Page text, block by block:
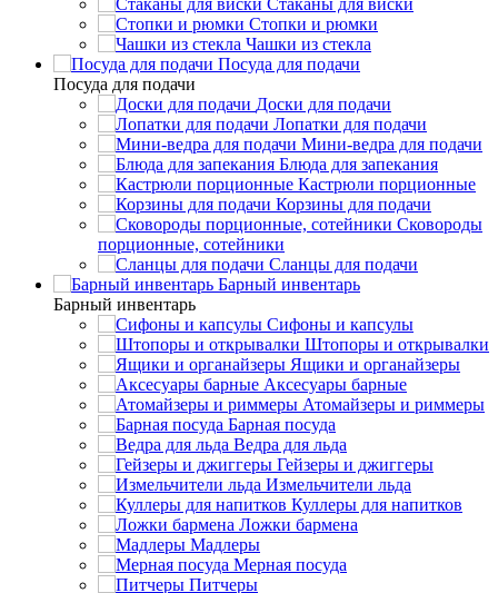
Стопки и рюмки
Чашки из стекла
Посуда для подачи
Посуда для подачи
Доски для подачи
Лопатки для подачи
Мини-ведра для подачи
Блюда для запекания
Кастрюли порционные
Корзины для подачи
Сковороды
порционные, сотейники
Сланцы для подачи
Барный инвентарь
Барный инвентарь
Сифоны и капсулы
Штопоры и открывалки
Ящики и органайзеры
Аксесуары барные
Атомайзеры и риммеры
Барная посуда
Ведра для льда
Гейзеры и джиггеры
Измельчители льда
Куллеры для напитков
Ложки бармена
Мадлеры
Мерная посуда
Питчеры